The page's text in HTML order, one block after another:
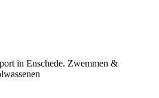
in Enschede. Zwemmen &